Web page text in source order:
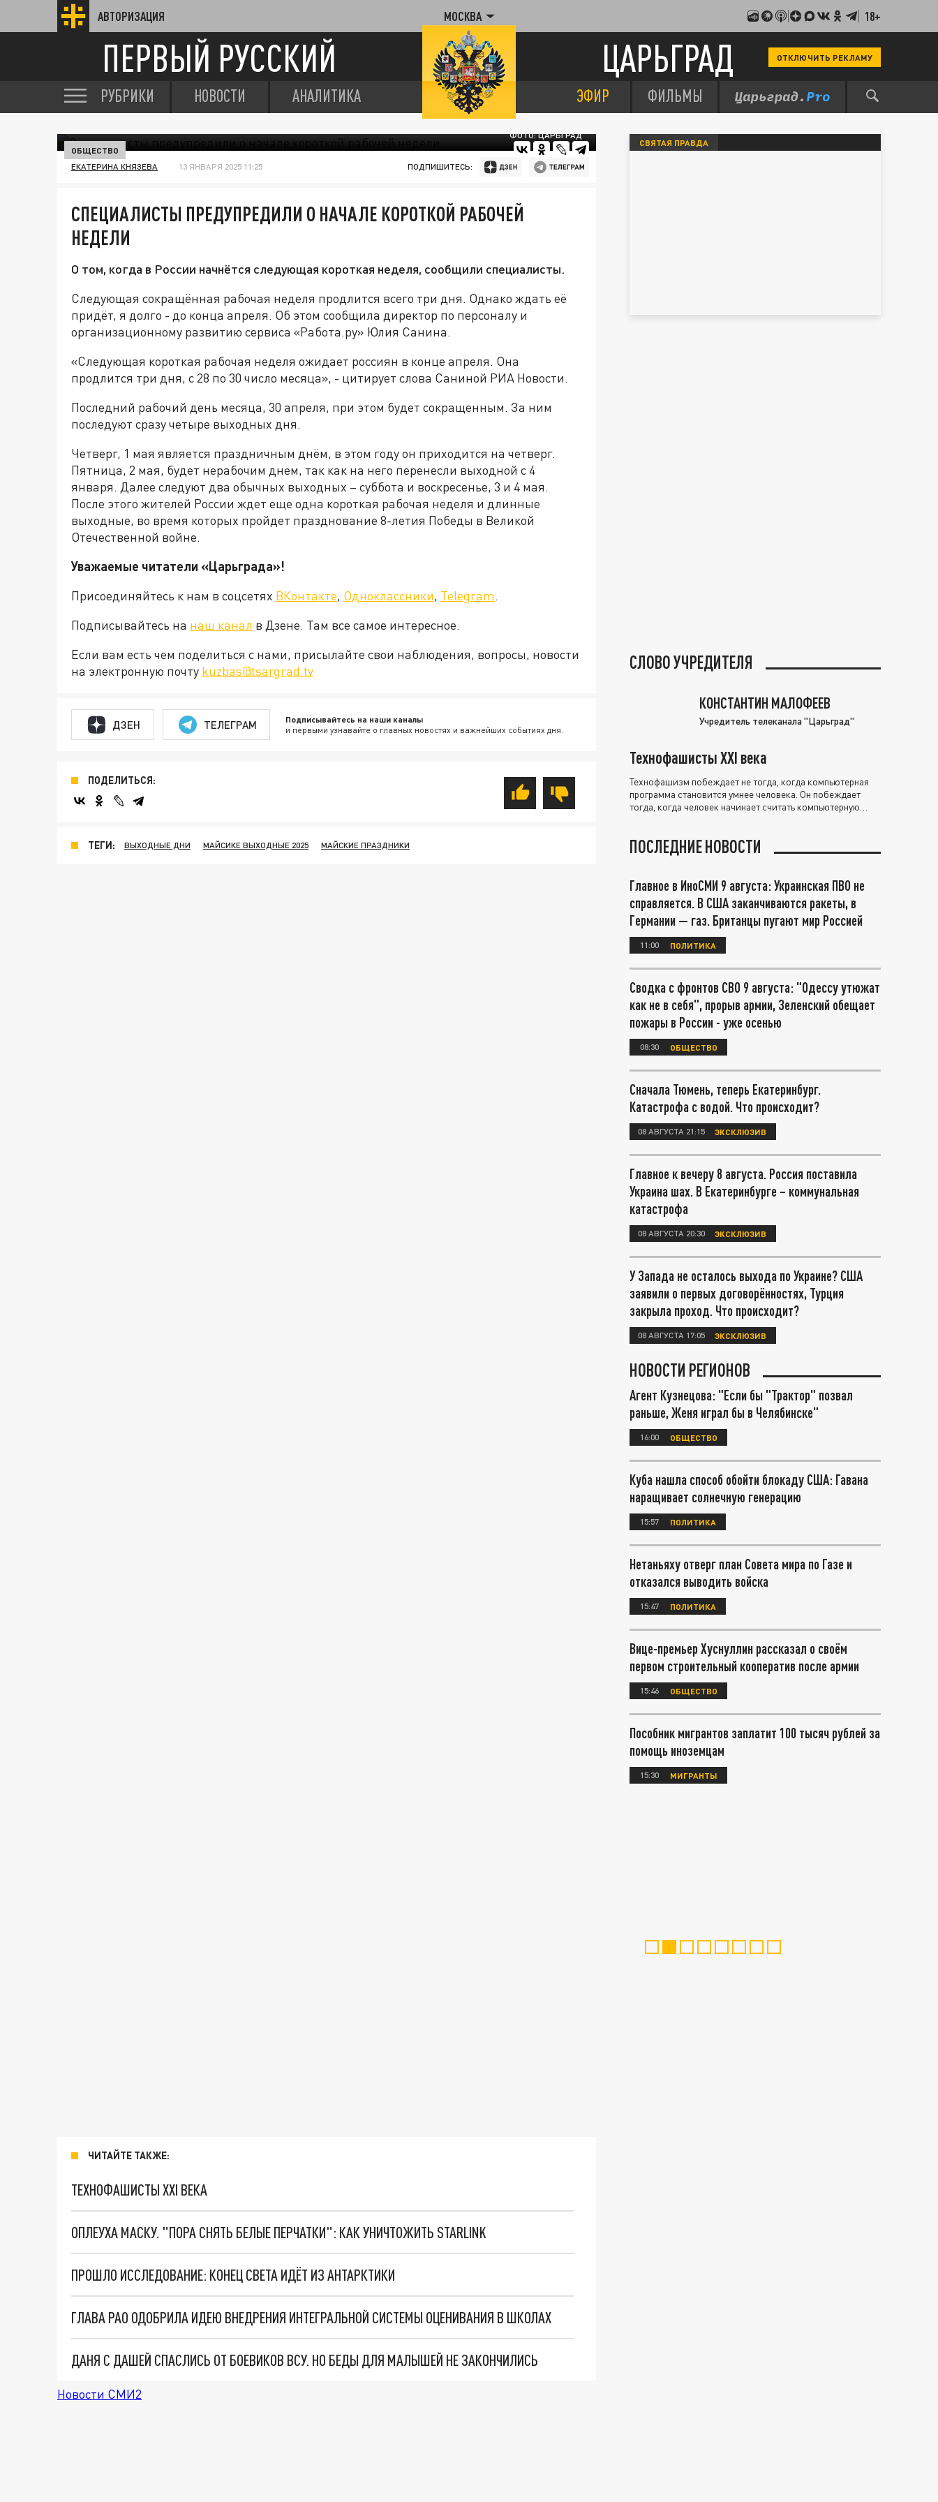
АВТОРИЗАЦИЯ МОСКВА 18+
ПЕРВЫЙ РУССКИЙ ЦАРЬГРАД ОТКЛЮЧИТЬ РЕКЛАМУ
РУБРИКИ НОВОСТИ АНАЛИТИКА ЭФИР ФИЛЬМЫ
ФОТО: ЦАРЬГРАД
ОБЩЕСТВО
ЕКАТЕРИНА КНЯЗЕВА 13 ЯНВАРЯ 2025 11:25 ПОДПИШИТЕСЬ:
СПЕЦИАЛИСТЫ ПРЕДУПРЕДИЛИ О НАЧАЛЕ КОРОТКОЙ РАБОЧЕЙ
НЕДЕЛИ
О том, когда в России начнётся следующая короткая неделя, сообщили специалисты.
Следующая сокращённая рабочая неделя продлится всего три дня. Однако ждать её
придёт, я долго - до конца апреля. Об этом сообщила директор по персоналу и
организационному развитию сервиса «Работа.ру» Юлия Санина.
«Следующая короткая рабочая неделя ожидает россиян в конце апреля. Она
продлится три дня, с 28 по 30 число месяца», - цитирует слова Саниной РИА Новости.
Последний рабочий день месяца, 30 апреля, при этом будет сокращенным. За ним
последуют сразу четыре выходных дня.
Четверг, 1 мая является праздничным днём, в этом году он приходится на четверг.
Пятница, 2 мая, будет нерабочим днем, так как на него перенесли выходной с 4
января. Далее следуют два обычных выходных – суббота и воскресенье, 3 и 4 мая.
После этого жителей России ждет еще одна короткая рабочая неделя и длинные
выходные, во время которых пройдет празднование 8-летия Победы в Великой
Отечественной войне.
Уважаемые читатели «Царьграда»!
Присоединяйтесь к нам в соцсетях ВКонтакте, Одноклассники, Telegram.
Подписывайтесь на наш канал в Дзене. Там все самое интересное.
Если вам есть чем поделиться с нами, присылайте свои наблюдения, вопросы, новости
на электронную почту kuzbas@tsargrad.tv
ДЗЕН ТЕЛЕГРАМ Подписывайтесь на наши каналы
и первыми узнавайте о главных новостях и важнейших событиях дня.
ПОДЕЛИТЬСЯ:
ТЕГИ: ВЫХОДНЫЕ ДНИ МАЙСИКЕ ВЫХОДНЫЕ 2025 МАЙСКИЕ ПРАЗДНИКИ
ЧИТАЙТЕ ТАКЖЕ:
ТЕХНОФАШИСТЫ XXI ВЕКА
ОПЛЕУХА МАСКУ. "ПОРА СНЯТЬ БЕЛЫЕ ПЕРЧАТКИ": КАК УНИЧТОЖИТЬ STARLINK
ПРОШЛО ИССЛЕДОВАНИЕ: КОНЕЦ СВЕТА ИДЁТ ИЗ АНТАРКТИКИ
ГЛАВА РАО ОДОБРИЛА ИДЕЮ ВНЕДРЕНИЯ ИНТЕГРАЛЬНОЙ СИСТЕМЫ ОЦЕНИВАНИЯ В ШКОЛАХ
ДАНЯ С ДАШЕЙ СПАСЛИСЬ ОТ БОЕВИКОВ ВСУ. НО БЕДЫ ДЛЯ МАЛЫШЕЙ НЕ ЗАКОНЧИЛИСЬ
Новости СМИ2
СВЯТАЯ ПРАВДА
СЛОВО УЧРЕДИТЕЛЯ
КОНСТАНТИН МАЛОФЕЕВ
Учредитель телеканала "Царьград"
Технофашисты XXI века
Технофашизм побеждает не тогда, когда компьютерная
программа становится умнее человека. Он побеждает
тогда, когда человек начинает считать компьютерную
ПОСЛЕДНИЕ НОВОСТИ
Главное в ИноСМИ 9 августа: Украинская ПВО не
справляется. В США заканчиваются ракеты, в
Германии — газ. Британцы пугают мир Россией
11:00 ПОЛИТИКА
Сводка с фронтов СВО 9 августа: "Одессу утюжат
как не в себя", прорыв армии, Зеленский обещает
пожары в России - уже осенью
08:30 ОБЩЕСТВО
Сначала Тюмень, теперь Екатеринбург.
Катастрофа с водой. Что происходит?
08 АВГУСТА 21:15 ЭКСКЛЮЗИВ
Главное к вечеру 8 августа. Россия поставила
Украина шах. В Екатеринбурге – коммунальная
катастрофа
08 АВГУСТА 20:30 ЭКСКЛЮЗИВ
У Запада не осталось выхода по Украине? США
заявили о первых договорённостях, Турция
закрыла проход. Что происходит?
08 АВГУСТА 17:05 ЭКСКЛЮЗИВ
НОВОСТИ РЕГИОНОВ
Агент Кузнецова: "Если бы "Трактор" позвал
раньше, Женя играл бы в Челябинске"
16:00 ОБЩЕСТВО
Куба нашла способ обойти блокаду США: Гавана
наращивает солнечную генерацию
15:57 ПОЛИТИКА
Нетаньяху отверг план Совета мира по Газе и
отказался выводить войска
15:47 ПОЛИТИКА
Вице-премьер Хуснуллин рассказал о своём
первом строительный кооператив после армии
15:46 ОБЩЕСТВО
Пособник мигрантов заплатит 100 тысяч рублей за
помощь иноземцам
15:30 МИГРАНТЫ